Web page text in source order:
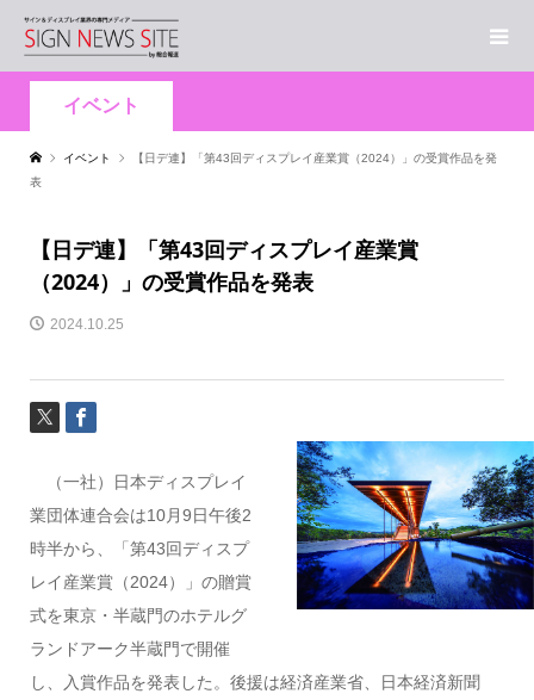
イベント
イベント
【日デ連】「第43回ディスプレイ産業賞（2024）」の受賞作品を発
表
【日デ連】「第43回ディスプレイ産業賞
（2024）」の受賞作品を発表
2024.10.25
（一社）日本ディスプレイ
業団体連合会は10月9日午後2
時半から、「第43回ディスプ
レイ産業賞（2024）」の贈賞
式を東京・半蔵門のホテルグ
ランドアーク半蔵門で開催
し、入賞作品を発表した。後援は経済産業省、日本経済新聞